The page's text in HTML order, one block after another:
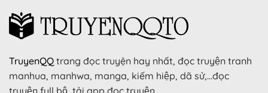
TruyenQQ trang đọc truyện hay nhất, đọc truyện tranh
manhua, manhwa, manga, kiếm hiệp, dã sử,…đọc
truyện full bộ, tải app đọc truyện.